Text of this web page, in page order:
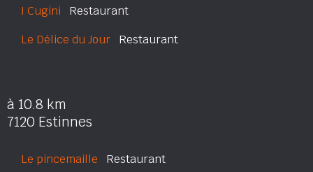
I Cugini Restaurant
Le Délice du Jour Restaurant
à 10.8 km
7120 Estinnes
Le pincemaille Restaurant